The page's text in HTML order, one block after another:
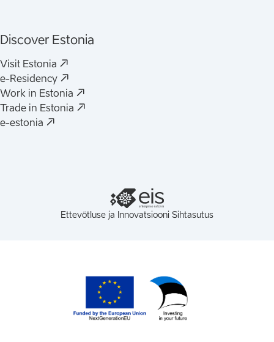
Discover Estonia
Visit Estonia (
e-Residency
(
Work in Estonia
(
Trade in Estonia
(
e-estonia
(
Ettevõtluse ja Innovatsiooni Sihtasutus